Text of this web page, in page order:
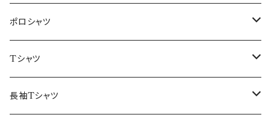
48/L
50/XL～
46/M
48/L
50/XL～
～44/S
46/M
48/L
ポロシャツ
～44/S
46/M
Tシャツ
～44/S
長袖Tシャツ